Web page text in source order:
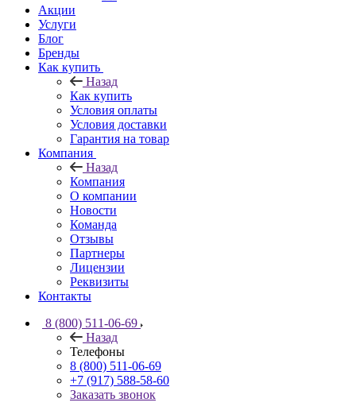
Акции
Услуги
Блог
Бренды
Как купить
Назад
Как купить
Условия оплаты
Условия доставки
Гарантия на товар
Компания
Назад
Компания
О компании
Новости
Команда
Отзывы
Партнеры
Лицензии
Реквизиты
Контакты
8 (800) 511-06-69
Назад
Телефоны
8 (800) 511-06-69
+7 (917) 588-58-60
Заказать звонок